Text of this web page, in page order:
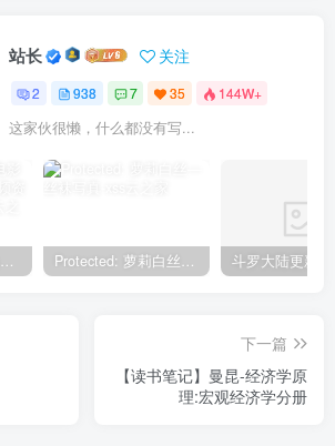
站长 关注
2 938 7 35 144W+
这家伙很懒，什么都没有写...
《唐人街探案3》电影完整版_HDTC高清视频资源免费在线观看 Protected: 萝莉白丝—丝袜写真
下一篇
【读书笔记】曼昆-经济学原
理:宏观经济学分册